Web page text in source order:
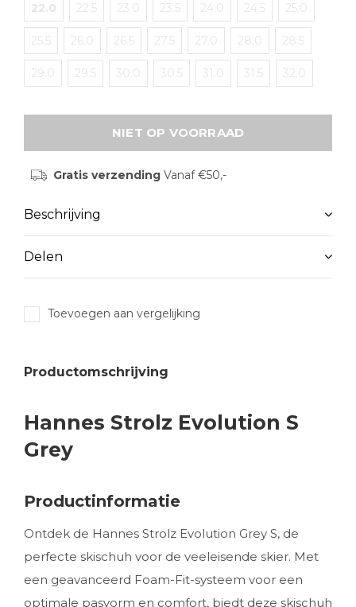
22.0 22.5 23.0 23.5 24.0 24.5 25.0
25.5 26.0 26.5 27.5 27.0 28.0 28.5
29.0 29.5 30.0 30.5 31.0 31.5 32.0
NIET OP VOORRAAD
Gratis verzendingVanaf €50,-
Beschrijving
Delen
Toevoegen aan vergelijking
Productomschrijving
Hannes Strolz Evolution S
Grey
Productinformatie
Ontdek de Hannes Strolz Evolution Grey S, de
perfecte skischuh voor de veeleisende skier. Met
een geavanceerd Foam-Fit-systeem voor een
optimale pasvorm en comfort, biedt deze skischuh